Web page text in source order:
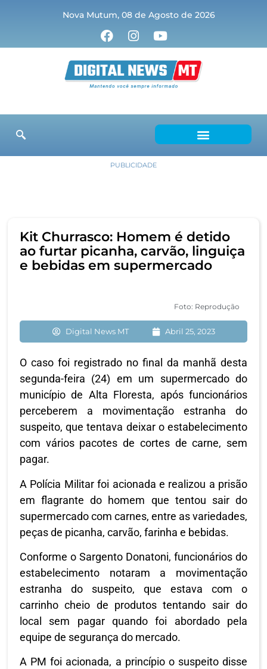
Nova Mutum, 08 de Agosto de 2026
PUBLICIDADE
Kit Churrasco: Homem é detido
ao furtar picanha, carvão, linguiça
e bebidas em supermercado
Foto: Reprodução
Digital News MT Abril 25, 2023
O caso foi registrado no final da manhã desta
segunda-feira (24) em um supermercado do
município de Alta Floresta, após funcionários
perceberem a movimentação estranha do
suspeito, que tentava deixar o estabelecimento
com vários pacotes de cortes de carne, sem
pagar.
A Polícia Militar foi acionada e realizou a prisão
em flagrante do homem que tentou sair do
supermercado com carnes, entre as variedades,
peças de picanha, carvão, farinha e bebidas.
Conforme o Sargento Donatoni, funcionários do
estabelecimento notaram a movimentação
estranha do suspeito, que estava com o
carrinho cheio de produtos tentando sair do
local sem pagar quando foi abordado pela
equipe de segurança do mercado.
A PM foi acionada, a princípio o suspeito disse